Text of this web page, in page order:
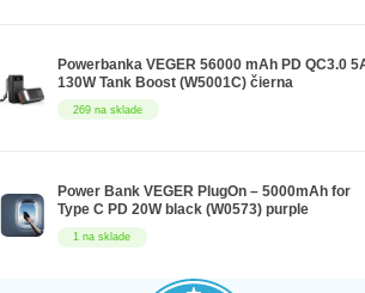
269 na sklade
Powerbanka VEGER 56000 mAh PD QC3.0
130W Tank Boost (W5001C) čierna
1 na sklade
Power Bank VEGER PlugOn – 5000mAh for
Type C PD 20W black (W0573) purple